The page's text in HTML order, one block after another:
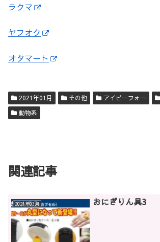
ラクマ
ヤフオク
オタマート
2021年01月 その他 アイピーフォー
動物系
関連記事
2021年03月 おにぎりん具3